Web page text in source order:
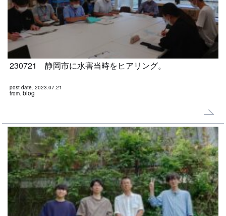
230721 静岡市に水害当時をヒアリング。
post date. 2023.07.21
from.blog